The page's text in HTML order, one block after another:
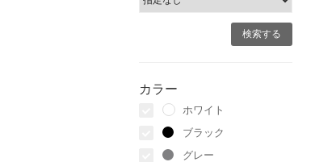
カラー
ホワイト
ブラック
グレー